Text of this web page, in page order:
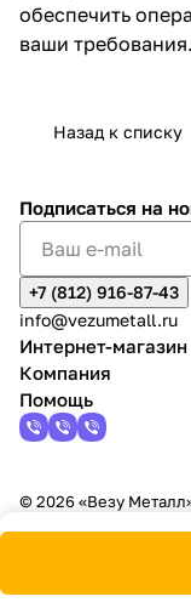
обеспечить
ваши требования.
Назад к списку
Подписаться на
+7 (812) 916-87-43
info@vezumetall.ru
Интернет-магазин
Компания
Помощь
© 2026 «Везу